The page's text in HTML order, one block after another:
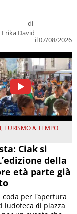
di
Erika David
il 07/08/2026
,TURISMO & TEMPO
Ciak si
della
età parte già
coda per l'apertura
ludoteca di piazza